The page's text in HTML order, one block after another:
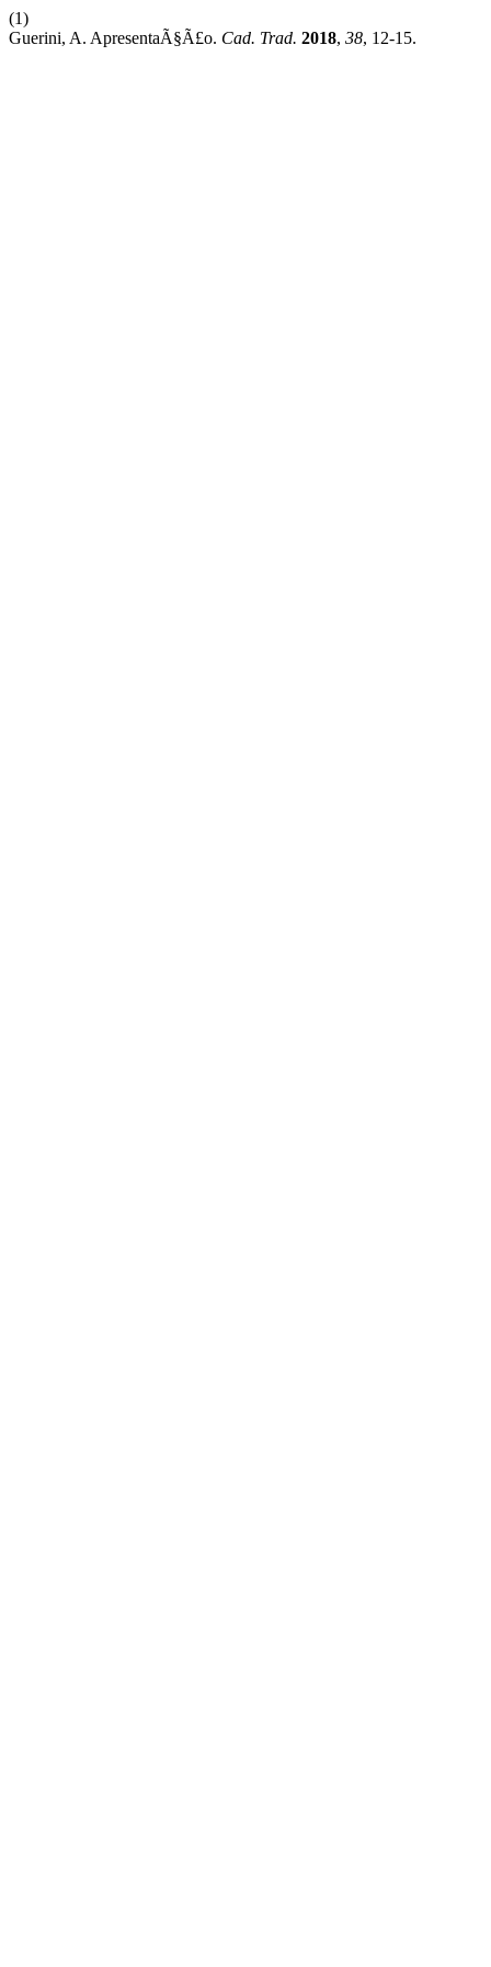
(1)
Guerini, A. ApresentaÃ§Ã£o. Cad. Trad. 2018, 38, 12-15.